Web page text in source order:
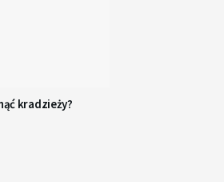
kradzieży?